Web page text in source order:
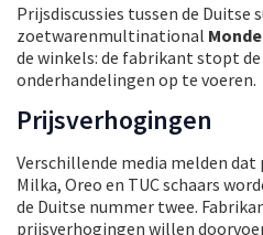
Prijsdiscussies tussen de
zoetwarenmultinational
de winkels: de fabrikant stopt
onderhandelingen op te voeren.
Prijsverhogingen
Verschillende media melden
Milka, Oreo en TUC schaars
de Duitse nummer twee.
prijsverhogingen willen